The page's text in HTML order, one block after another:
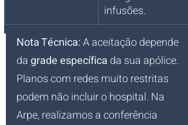
infusões.
Nota Técnica: A aceitação depende
da grade específica da sua apólice.
Planos com redes muito restritas
podem não incluir o hospital. Na
Arpe, realizamos a conferência